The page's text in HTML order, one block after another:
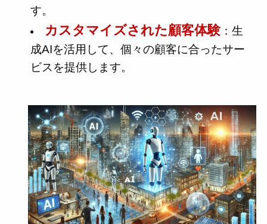
す。
カスタマイズされた顧客体験：生
成AIを活用して、個々の顧客に合ったサー
ビスを提供します。